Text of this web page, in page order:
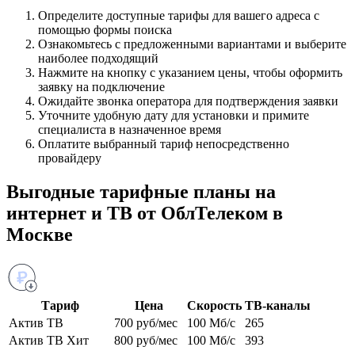
Определите доступные тарифы для вашего адреса с
помощью формы поиска
Ознакомьтесь с предложенными вариантами и выберите
наиболее подходящий
Нажмите на кнопку с указанием цены, чтобы оформить
заявку на подключение
Ожидайте звонка оператора для подтверждения заявки
Уточните удобную дату для установки и примите
специалиста в назначенное время
Оплатите выбранный тариф непосредственно
провайдеру
Выгодные тарифные планы на
интернет и ТВ от ОблТелеком в
Москве
Тариф Цена Скорость ТВ-каналы
Актив ТВ
700 руб/мес 100 Мб/с
265
Актив ТВ Хит
800 руб/мес 100 Мб/с
393